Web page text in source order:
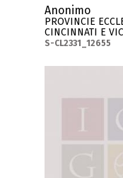
Anonimo
PROVINCIE
CINCINNATI E
S-CL2331_12655